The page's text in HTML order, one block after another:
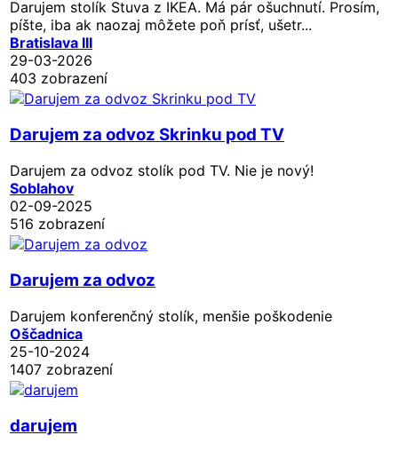
Darujem stolík Stuva z IKEA. Má pár ošuchnutí. Prosím,
píšte, iba ak naozaj môžete poň prísť, ušetr...
Bratislava III
29-03-2026
403 zobrazení
Darujem za odvoz Skrinku pod TV
Darujem za odvoz stolík pod TV. Nie je nový!
Soblahov
02-09-2025
516 zobrazení
Darujem za odvoz
Darujem konferenčný stolík, menšie poškodenie
Oščadnica
25-10-2024
1407 zobrazení
darujem